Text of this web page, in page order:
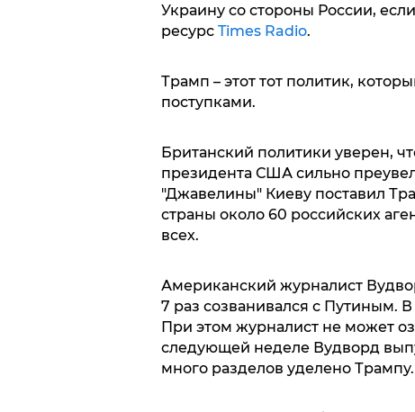
Украину со стороны России,
ресурс Times Radio.
Трамп – этот тот политик,
поступками.
Британский политики уверен,
президента США сильно
"Джавелины" Киеву поставил
страны около 60 российских
всех.
Американский журналист
7 раз созванивался с Путиным.
При этом журналист не может
следующей неделе Вудворд
много разделов уделено Трампу.